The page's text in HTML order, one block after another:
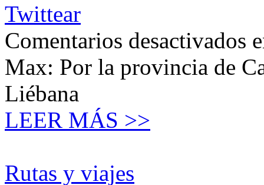
Twittear
Comentarios desactivados
Max: Por la provincia de
Liébana
LEER MÁS >>
Rutas y viajes